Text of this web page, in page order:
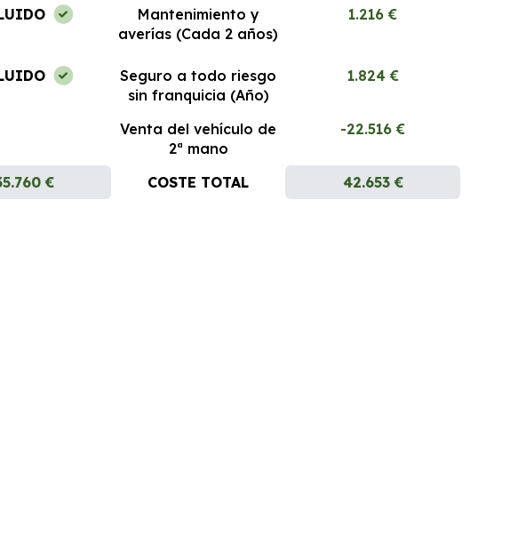
Mantenimiento y
averías (Cada 2 años)
1.216 €
Seguro a todo riesgo
sin franquicia (Año)
1.824 €
Venta del vehículo de
2ª mano
-22.516 €
€ COSTE TOTAL 42.653 €